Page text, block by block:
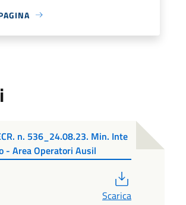
n. 536_24.08.23. Min. Inte
- Area Operatori Ausil
Scarica